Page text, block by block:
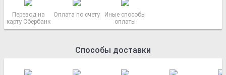
Перевод на
карту Сбербанк
Оплата по счету
Иные способы
оплаты
Способы доставки